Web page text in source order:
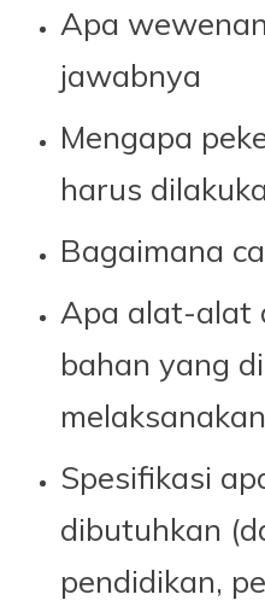
Apa
jawabnya
Mengapa
harus
Bagaimana
Apa alat-alat
bahan yang
Spesifikasi
dibutuhkan
pendidikan,